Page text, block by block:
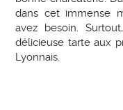
dans cet immense
avez besoin.
délicieuse tarte aux
Lyonnais.